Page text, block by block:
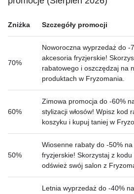
Zniżka Szczegóły promocji
70%
Noworoczna wyprzedaż do -
akcesoria fryzjerskie!
rabatowego i oszczędzaj na
produktach w Fryzomania.
60%
Zimowa promocja do -60%
stylizacji włosów! Wpisz kod
koszyku i kupuj taniej w
50%
Wiosenne rabaty do -50%
fryzjerskie! Skorzystaj z
odśwież swój salon z
Letnia wyprzedaż do -40%